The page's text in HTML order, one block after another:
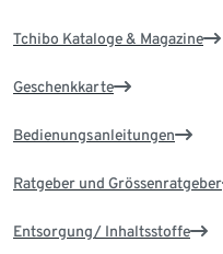
Tchibo Kataloge & Magazine
Geschenkkarte
Bedienungsanleitungen
Ratgeber und Grössenratgeber
Entsorgung/ Inhaltsstoffe